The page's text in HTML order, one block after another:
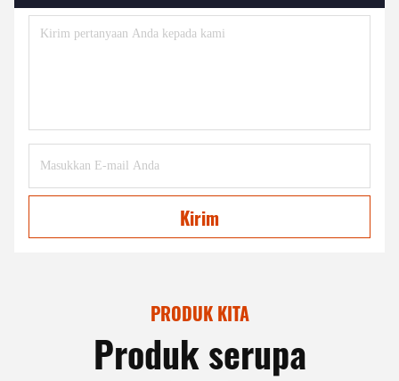
Kirim
PRODUK KITA
Produk serupa